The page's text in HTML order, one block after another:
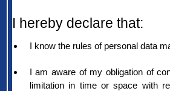
I hereby declare that:
I know the rules of personal data
I am aware of my obligation of
limitation in time or space with